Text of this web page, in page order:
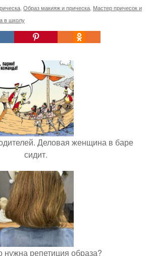
Образ макияж и прическа Мастер причесок и
в школу
Деловая женщина в баре
сидит.
нужна репетиция образа?